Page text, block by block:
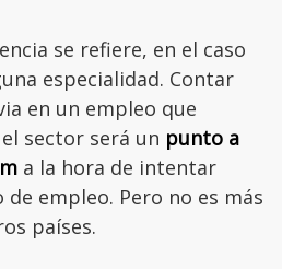
se refiere, en el caso
especialidad. Contar
en un empleo que
sector será un punto a
a la hora de intentar
empleo. Pero no es más
países.